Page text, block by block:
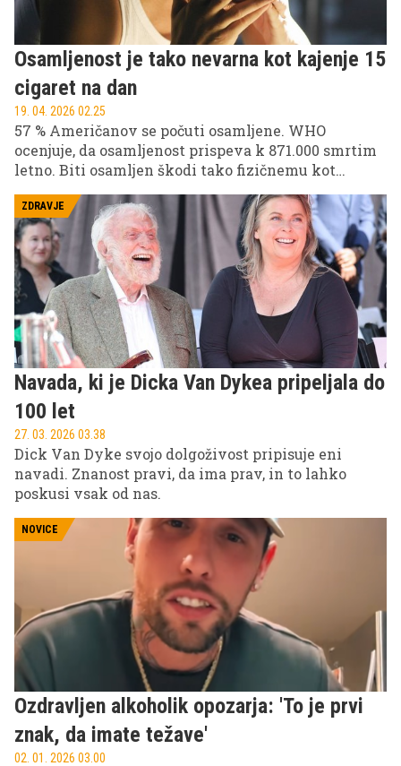
Osamljenost je tako nevarna kot kajenje 15
cigaret na dan
19. 04. 2026 02.25
57 % Američanov se počuti osamljene. WHO
ocenjuje, da osamljenost prispeva k 871.000 smrtim
letno. Biti osamljen škodi tako fizičnemu kot
zdravje enako škodljiva kot kajenje 15 cigaret na
dan, opozarjajo strokovnjaki, sploh pa so na udaru
mlajše generacije.
ZDRAVJE
Navada, ki je Dicka Van Dykea pripeljala do
100 let
27. 03. 2026 03.38
Dick Van Dyke svojo dolgoživost pripisuje eni
navadi. Znanost pravi, da ima prav, in to lahko
poskusi vsak od nas.
NOVICE
Ozdravljen alkoholik opozarja: 'To je prvi
znak, da imate težave'
02. 01. 2026 03.00